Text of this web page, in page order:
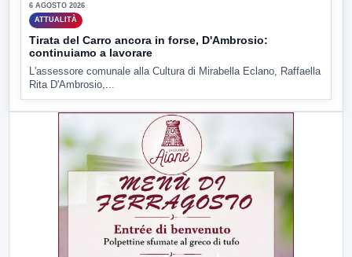
6 AGOSTO 2026
ATTUALITÀ
Tirata del Carro ancora in forse, D'Ambrosio:
continuiamo a lavorare
L'assessore comunale alla Cultura di Mirabella Eclano, Raffaella
Rita D'Ambrosio,...